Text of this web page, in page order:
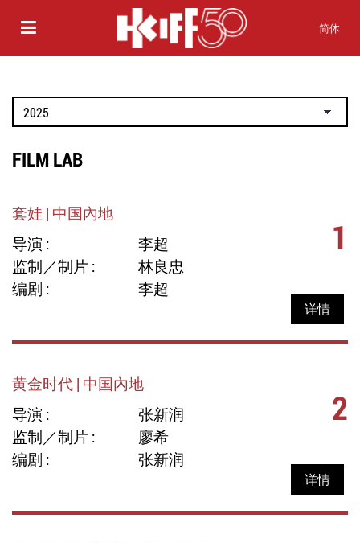
简体
FILM LAB
套娃 | 中国內地
导演 :
李超
监制／制片 :
林良忠
编剧 :
李超
1
详情
黄金时代 | 中国內地
导演 :
张新润
监制／制片 :
廖希
编剧 :
张新润
2
详情